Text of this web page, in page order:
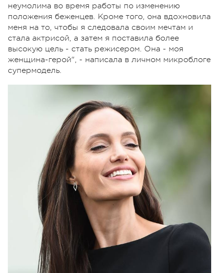
неумолима во время работы по изменению
положения беженцев. Кроме того, она вдохновила
меня на то, чтобы я следовала своим мечтам и
стала актрисой, а затем я поставила более
высокую цель - стать режисером. Она - моя
женщина-герой", - написала в личном микроблоге
супермодель.